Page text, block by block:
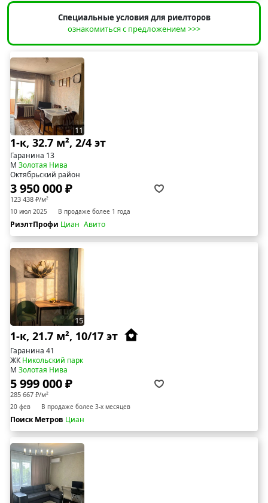
Специальные условия для риелторов
ознакомиться с предложением >>>
11
1-к, 32.7 м², 2/4 эт
Гаранина 13
М Золотая Нива
Октябрьский район
3 950 000 ₽
123 438 ₽/м²
10 июл 2025 В продаже более 1 года
РиэлтПрофи Циан Авито
15
1-к, 21.7 м², 10/17 эт
Гаранина 41
ЖКНикольский парк
М Золотая Нива
5 999 000 ₽
285 667 ₽/м²
20 фев В продаже более 3-х месяцев
Поиск Метров Циан